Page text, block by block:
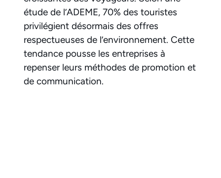
étude de l’ADEME, 70% des touristes
privilégient désormais des offres
respectueuses de l’environnement. Cette
tendance pousse les entreprises à
repenser leurs méthodes de promotion et
de communication.